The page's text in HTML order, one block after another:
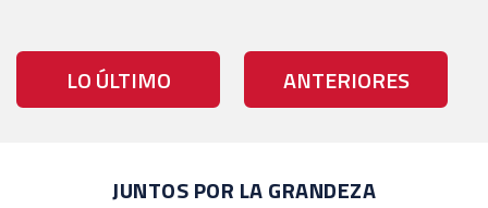
LO ÚLTIMO ANTERIORES
JUNTOS POR LA GRANDEZA